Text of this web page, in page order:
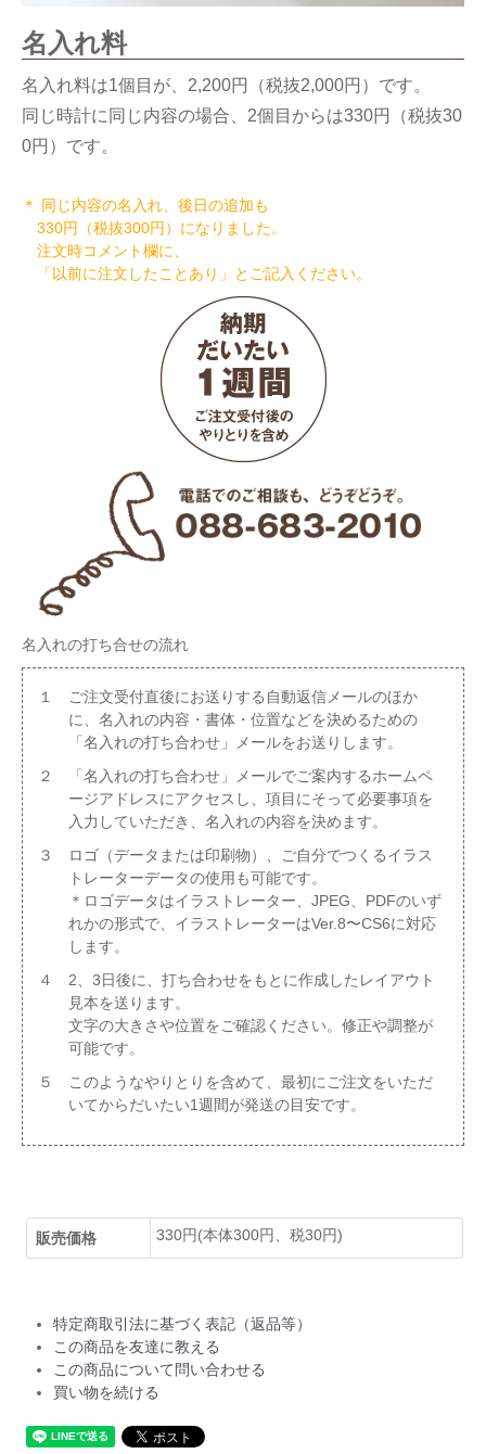
名入れ料
名入れ料は1個目が、2,200円（税抜2,000円）です。
同じ時計に同じ内容の場合、2個目からは330円（税抜30
0円）です。
＊ 同じ内容の名入れ、後日の追加も
330円（税抜300円）になりました。
注文時コメント欄に、
「以前に注文したことあり」とご記入ください。
名入れの打ち合せの流れ
１ ご注文受付直後にお送りする自動返信メールのほか
に、名入れの内容・書体・位置などを決めるための
「名入れの打ち合わせ」メールをお送りします。
２ 「名入れの打ち合わせ」メールでご案内するホームペ
ージアドレスにアクセスし、項目にそって必要事項を
入力していただき、名入れの内容を決めます。
３ ロゴ（データまたは印刷物）、ご自分でつくるイラス
トレーターデータの使用も可能です。
＊ロゴデータはイラストレーター、JPEG、PDFのいず
れかの形式で、イラストレーターはVer.8〜CS6に対応
します。
４ 2、3日後に、打ち合わせをもとに作成したレイアウト
見本を送ります。
文字の大きさや位置をご確認ください。修正や調整が
可能です。
５ このようなやりとりを含めて、最初にご注文をいただ
いてからだいたい1週間が発送の目安です。
販売価格 330円(本体300円、税30円)
特定商取引法に基づく表記（返品等）
この商品を友達に教える
この商品について問い合わせる
買い物を続ける